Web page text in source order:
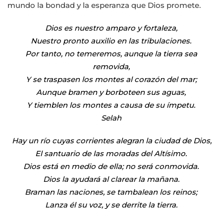
mundo la bondad y la esperanza que Dios promete.
Dios es nuestro amparo y fortaleza,
Nuestro pronto auxilio en las tribulaciones.
Por tanto, no temeremos, aunque la tierra sea
removida,
Y se traspasen los montes al corazón del mar;
Aunque bramen y borboteen sus aguas,
Y tiemblen los montes a causa de su ímpetu.
Selah
Hay un río cuyas corrientes alegran la ciudad de Dios,
El santuario de las moradas del Altísimo.
Dios está en medio de ella; no será conmovida.
Dios la ayudará al clarear la mañana.
Braman las naciones, se tambalean los reinos;
Lanza él su voz, y se derrite la tierra.